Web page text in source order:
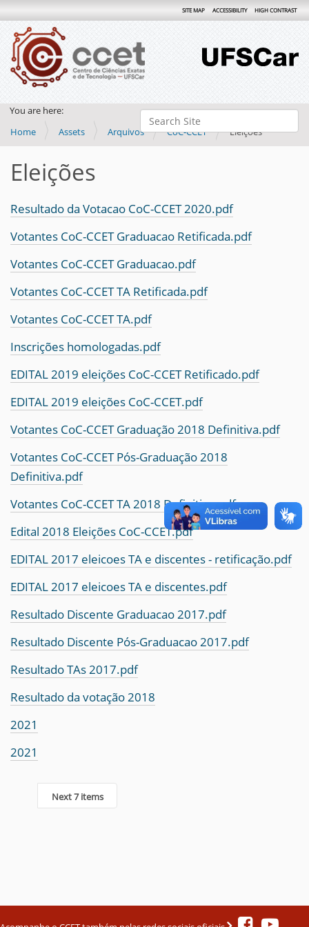
Search Site
SITE MAP ACCESSIBILITY HIGH CONTRAST
You are here:
Home
Assets Arquivos CoC-CCET Eleições
Eleições
Resultado da Votacao CoC-CCET 2020.pdf
Votantes CoC-CCET Graduacao Retificada.pdf
Votantes CoC-CCET Graduacao.pdf
Votantes CoC-CCET TA Retificada.pdf
Votantes CoC-CCET TA.pdf
Inscrições homologadas.pdf
EDITAL 2019 eleições CoC-CCET Retificado.pdf
EDITAL 2019 eleições CoC-CCET.pdf
Votantes CoC-CCET Graduação 2018 Definitiva.pdf
Votantes CoC-CCET Pós-Graduação 2018
Definitiva.pdf
Votantes CoC-CCET TA 2018 Definitiva.pdf
Edital 2018 Eleições CoC-CCET.pdf
EDITAL 2017 eleicoes TA e discentes - retificação.pdf
EDITAL 2017 eleicoes TA e discentes.pdf
Resultado Discente Graduacao 2017.pdf
Resultado Discente Pós-Graduacao 2017.pdf
Resultado TAs 2017.pdf
Resultado da votação 2018
2021
2021
Next 7 items